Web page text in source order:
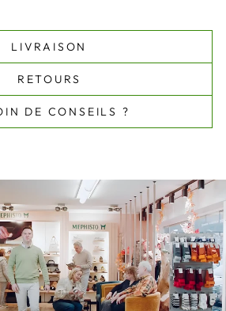
LIVRAISON
RETOURS
DE CONSEILS ?